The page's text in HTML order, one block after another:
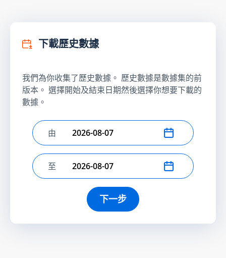
下載歷史數據
我們為你收集了歷史數據。 歷史數據是數據集的前
版本。 選擇開始及結束日期然後選擇你想要下載的
數據。
選擇開始日期
由
選擇結束日期
至
下一步